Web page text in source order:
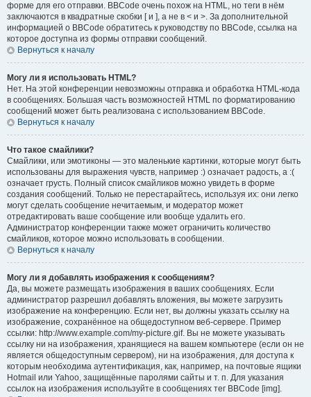
форме для его отправки. BBCode очень похож на HTML, но теги в нём
заключаются в квадратные скобки [ и ], а не в < и >. За дополнительной
информацией о BBCode обратитесь к руководству по BBCode, ссылка на
которое доступна из формы отправки сообщений.
Вернуться к началу
Могу ли я использовать HTML?
Нет. На этой конференции невозможны отправка и обработка HTML-кода
в сообщениях. Большая часть возможностей HTML по форматированию
сообщений может быть реализована с использованием BBCode.
Вернуться к началу
Что такое смайлики?
Смайлики, или эмотиконы — это маленькие картинки, которые могут быть
использованы для выражения чувств, например :) означает радость, а :(
означает грусть. Полный список смайликов можно увидеть в форме
создания сообщений. Только не перестарайтесь, используя их: они легко
могут сделать сообщение нечитаемым, и модератор может
отредактировать ваше сообщение или вообще удалить его.
Администратор конференции также может ограничить количество
смайликов, которое можно использовать в сообщении.
Вернуться к началу
Могу ли я добавлять изображения к сообщениям?
Да, вы можете размещать изображения в ваших сообщениях. Если
администратор разрешил добавлять вложения, вы можете загрузить
изображение на конференцию. Если нет, вы должны указать ссылку на
изображение, сохранённое на общедоступном веб-сервере. Пример
ссылки: http://www.example.com/my-picture.gif. Вы не можете указывать
ссылку ни на изображения, хранящиеся на вашем компьютере (если он не
является общедоступным сервером), ни на изображения, для доступа к
которым необходима аутентификация, как, например, на почтовые ящики
Hotmail или Yahoo, защищённые паролями сайты и т. п. Для указания
ссылок на изображения используйте в сообщениях тег BBCode [img].